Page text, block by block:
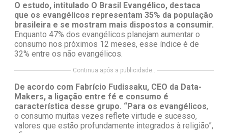
O estudo, intitulado O Brasil Evangélico, destaca
que os evangélicos representam 35% da população
brasileira e se mostram mais dispostos a consumir.
Enquanto 47% dos evangélicos planejam aumentar o
consumo nos próximos 12 meses, esse índice é de
32% entre os não evangélicos.
Continua após a publicidade..
De acordo com Fabrício Fudissaku, CEO da Data-
Makers, a ligação entre fé e consumo é
característica desse grupo. “Para os evangélicos,
o consumo muitas vezes reflete virtude e sucesso,
valores que estão profundamente integrados à religião”,